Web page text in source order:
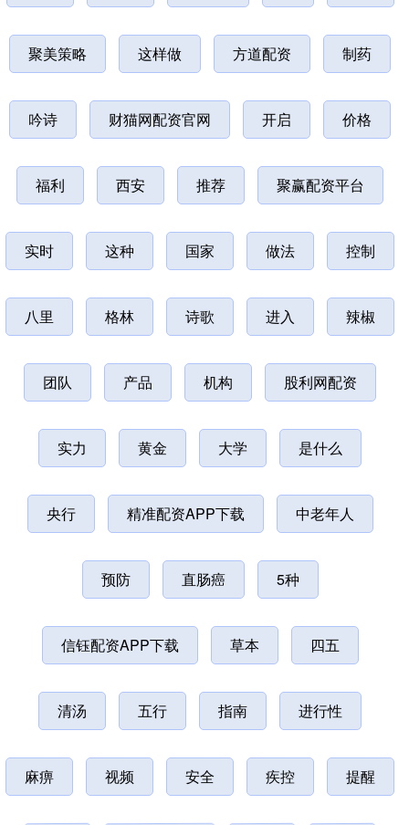
聚美策略 这样做 方道配资 制药
吟诗 财猫网配资官网 开启 价格
福利 西安 推荐 聚赢配资平台
实时 这种 国家 做法 控制
八里 格林 诗歌 进入 辣椒
团队 产品 机构 股利网配资
实力 黄金 大学 是什么
央行 精准配资APP下载 中老年人
预防 直肠癌 5种
信钰配资APP下载 草本 四五
清汤 五行 指南 进行性
麻痹 视频 安全 疾控 提醒